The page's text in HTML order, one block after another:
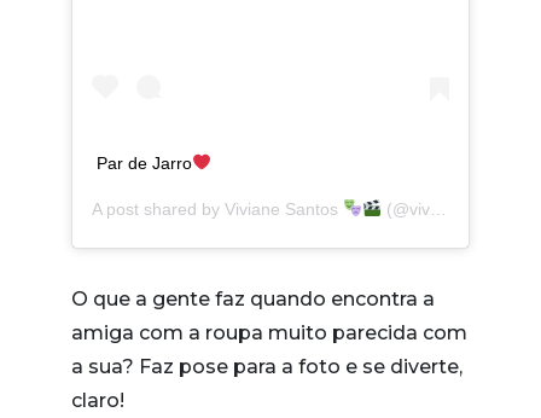
Par de Jarro
A post shared by Viviane Santos (@vivianesanto_s) on
O que a gente faz quando encontra a
amiga com a roupa muito parecida com
a sua? Faz pose para a foto e se diverte,
claro!